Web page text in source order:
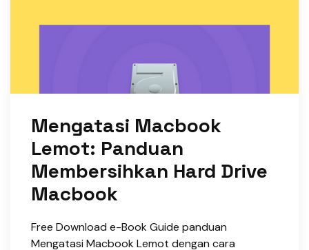
Mengatasi Macbook
Lemot: Panduan
Membersihkan Hard Drive
Macbook
Free Download e-Book Guide panduan
Mengatasi Macbook Lemot dengan cara